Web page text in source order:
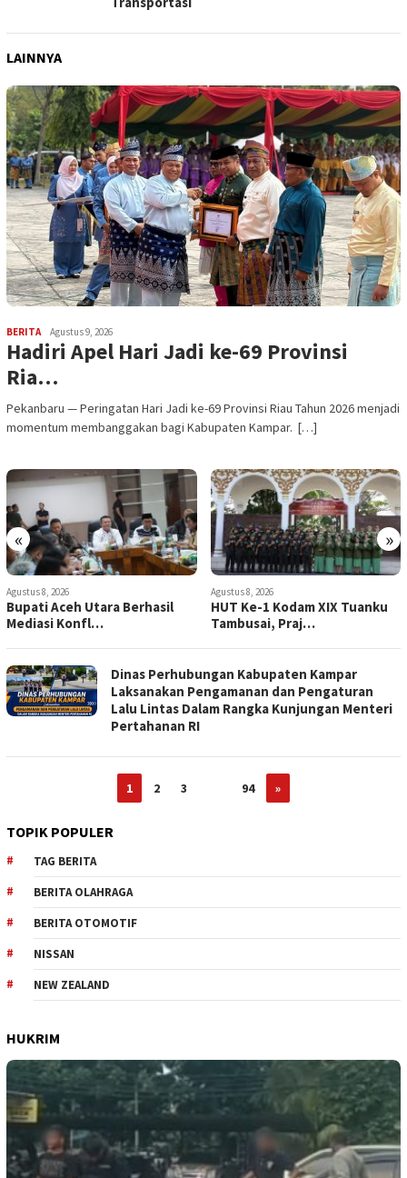
LAINNYA
BERITA Agustus 9, 2026
Hadiri Apel Hari Jadi ke-69 Provinsi
Ria…
Pekanbaru — Peringatan Hari Jadi ke-69 Provinsi Riau Tahun 2026 menjadi
momentum membanggakan bagi Kabupaten Kampar. […]
« »
Agustus 8, 2026
Bupati Aceh Utara Berhasil
Mediasi Konfl…
Agustus 8, 2026
HUT Ke-1 Kodam XIX Tuanku
Tambusai, Praj…
Dinas Perhubungan Kabupaten Kampar
Laksanakan Pengamanan dan Pengaturan
Lalu Lintas Dalam Rangka Kunjungan Menteri
Pertahanan RI
1 2 3 94 »
TOPIK POPULER
TAG BERITA
BERITA OLAHRAGA
BERITA OTOMOTIF
NISSAN
NEW ZEALAND
HUKRIM